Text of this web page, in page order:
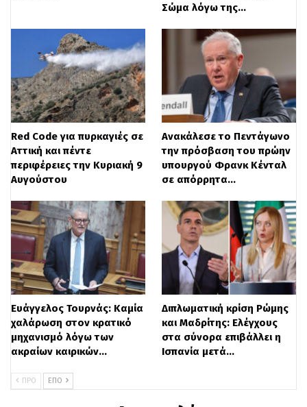
ξεκίνησε μέσω ανυπόστατων
δημοσιευμάτων και συνεχίστηκε με
χυδαίες αναρτήσεις στα social media,
όπως αυτή του πρώην Αναπληρωτή
Υπουργού Υγείας, κ. Πολάκη, δεν με
τρόμαξε. Όχι γιατί είμαι συνηθισμένος σε
τέτοιου είδους επιθέσεις. Κάθε άλλο.
Ο λόγος που αρνήθηκα αρχικώς να
απαντήσω σε όλους αυτούς, έχει να κάνει
αφενός με το ότι πίστεψα πως η επίθεση
δεν είχε ως στόχο εμένα, αλλά την ίδια την
κυβέρνηση, αφετέρου με το γεγονός ότι οι
συμπολίτες μου γνωρίζουν καλά τόσο την
προσωπική και επιχειρηματική μου
Όμιλος Animus, του οποίου έχω την τιμή
Σώμα λόγω της…
Red Code για πυρκαγιές σε
Αττική και πέντε
περιφέρειες την Κυριακή 9
Αυγούστου
Ανακάλεσε το Πεντάγωνο
την πρόσβαση του πρώην
υπουργού Φρανκ Κένταλ
σε απόρρητα…
Ευάγγελος Τουρνάς: Καμία
χαλάρωση στον κρατικό
μηχανισμό λόγω των
ακραίων καιρικών…
Διπλωματική κρίση Ρώμης
και Μαδρίτης: Ελέγχους
στα σύνορα επιβάλλει η
Ισπανία μετά…
ΠΡΟ ΕΠΌ